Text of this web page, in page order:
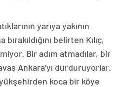
yarıya yakının
bırakıldığını belirten Kılıç,
Bir adım atmadılar, bir
Ankara’yı durduruyorlar.
koca bir köye